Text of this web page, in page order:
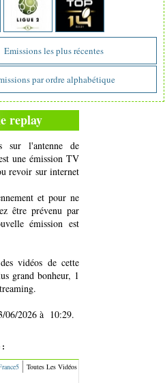
Emissions les plus récentes
par ordre alphabétique
replay
sur l'antenne de
une émission TV
revoir sur internet
et pour ne
être prévenu par
émission est
vidéos de cette
grand bonheur, 1
06/2026 à 10:29.
:
Toutes Les Vidéos